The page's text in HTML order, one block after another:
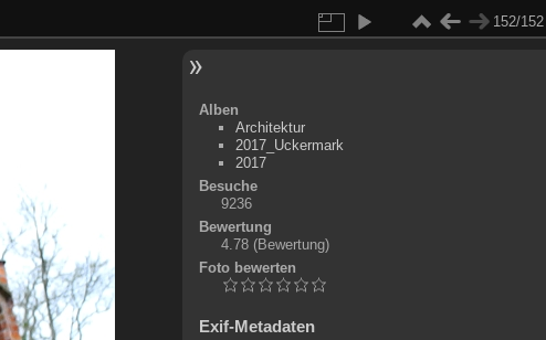
152/152
Alben
Architektur
2017_Uckermark
2017
Besuche
9236
Bewertung
4.78 (Bewertung)
Foto bewerten
Exif-Metadaten